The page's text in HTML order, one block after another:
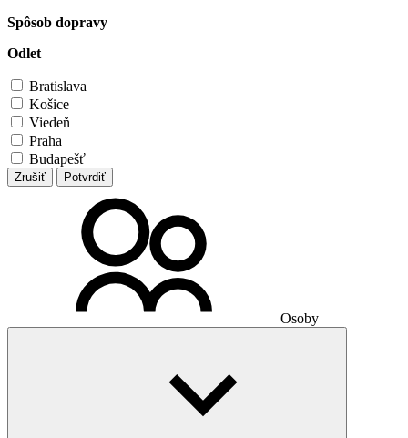
Spôsob dopravy
Odlet
Bratislava
Košice
Viedeň
Praha
Budapešť
Zrušiť Potvrdiť
Osoby